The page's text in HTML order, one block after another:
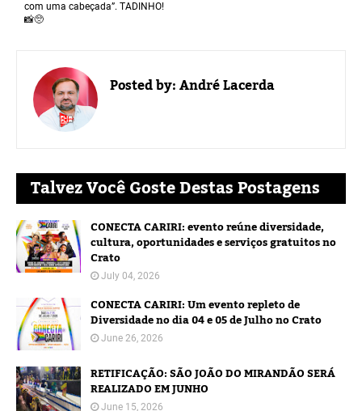
com uma cabeçada”. TADINHO!
📸🥺
Posted by:André Lacerda
Talvez Você Goste Destas Postagens
CONECTA CARIRI: evento reúne diversidade,
cultura, oportunidades e serviços gratuitos no
Crato
July 04, 2026
CONECTA CARIRI: Um evento repleto de
Diversidade no dia 04 e 05 de Julho no Crato
June 26, 2026
RETIFICAÇÃO: SÃO JOÃO DO MIRANDÃO SERÁ
REALIZADO EM JUNHO
June 15, 2026